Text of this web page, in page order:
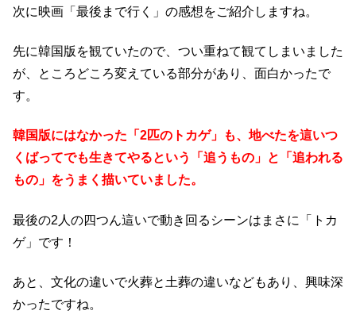
次に映画「最後まで行く」の感想をご紹介しますね。
先に韓国版を観ていたので、つい重ねて観てしまいました
が、ところどころ変えている部分があり、面白かったで
す。
韓国版にはなかった「2匹のトカゲ」も、地べたを這いつ
くばってでも生きてやるという「追うもの」と「追われる
もの」をうまく描いていました。
最後の2人の四つん這いで動き回るシーンはまさに「トカ
ゲ」です！
あと、文化の違いで火葬と土葬の違いなどもあり、興味深
かったですね。